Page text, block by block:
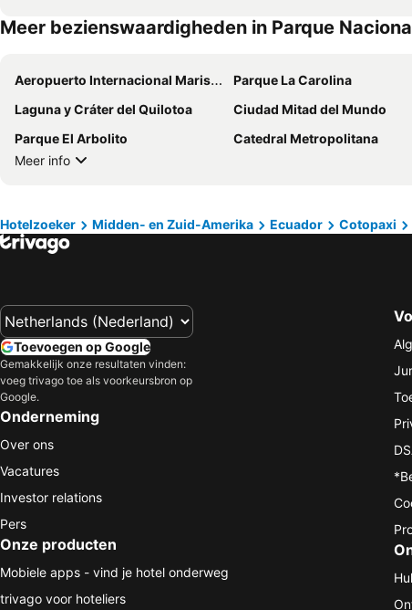
Meer bezienswaardigheden in Parque
Aeropuerto Internacional Mariscal Sucre Parque La Carolina
Laguna y Cráter del Quilotoa
Ciudad Mitad del Mundo
Parque El Arbolito
Catedral Metropolitana
Meer info
Hotelzoeker Midden- en Zuid-Amerika Ecuador Cotopaxi
Toevoegen op Google
Gemakkelijk onze resultaten vinden:
voeg trivago toe als voorkeursbron op
Google.
Onderneming
Over ons
Vacatures
Investor relations
Pers
Onze producten
Mobiele apps - vind je hotel onderweg
trivago voor hoteliers